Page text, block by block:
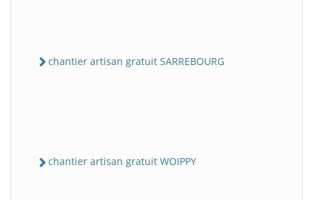
chantier artisan gratuit SARREBOURG
chantier artisan gratuit WOIPPY